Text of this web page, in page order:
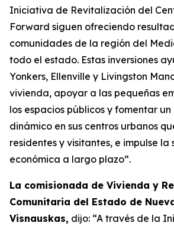
Iniciativa de Revitalización del
Forward siguen ofreciendo
comunidades de la región del
todo el estado. Estas inversiones
Yonkers, Ellenville y Livingston
vivienda, apoyar a las pequeñas
los espacios públicos y fomentar
dinámico en sus centros urbanos
residentes y visitantes, e impulse la
económica a largo plazo”.
La comisionada de Vivienda y
Comunitaria del Estado de
Visnauskas, dijo: “A través de la